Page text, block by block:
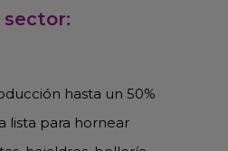
hasta un 50%
lista para hornear